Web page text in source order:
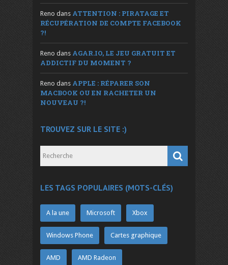
Reno dans ATTENTION : PIRATAGE ET
RÉCUPÉRATION DE COMPTE FACEBOOK
?!
Reno dans AGAR.IO, LE JEU GRATUIT ET
ADDICTIF DU MOMENT ?
Reno dans APPLE : RÉPARER SON
MACBOOK OU EN RACHETER UN
NOUVEAU ?!
TROUVEZ SUR LE SITE :)
LES TAGS POPULAIRES (MOTS-CLÉS)
A la une Microsoft Xbox
Windows Phone Cartes graphique
AMD AMD Radeon